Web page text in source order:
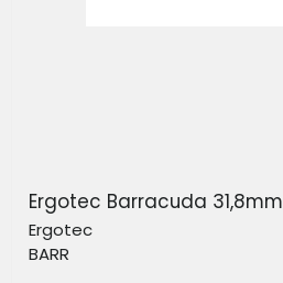
Ergotec Barracuda 31,8mm
Ergotec
BARR